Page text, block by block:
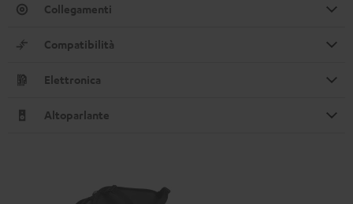
Collegamenti
Compatibilità
Elettronica
Altoparlante